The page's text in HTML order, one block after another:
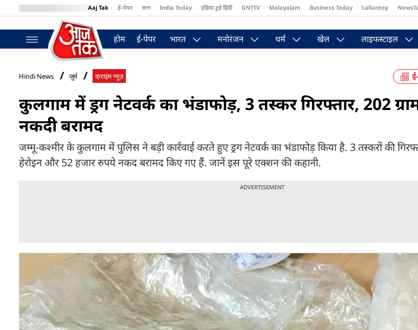
Aaj Tak ई-पेपर বাংলা India Today इंडिया टुडे हिंदी GNTTV Malayalam Business Today Lallantop
BT Bazaar
होम ई-पेपर भारत मनोरंजन धर्म खेल लाइफस्टाइल
Hindi News जुर्म क्राइम न्यूज़
कुलगाम में ड्रग नेटवर्क का भंडाफोड़, 3 तस्कर गिरफ्तार, 202
नकदी बरामद
जम्मू-कश्मीर के कुलगाम में पुलिस ने बड़ी कार्रवाई करते हुए ड्रग नेटवर्क का भंडाफोड़ किया है. 3 तस्करों की
हेरोइन और 52 हजार रुपये नकद बरामद किए गए हैं. जानें इस पूरे एक्शन की कहानी.
ADVERTISEMENT